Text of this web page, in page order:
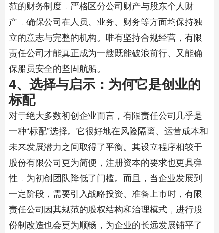
范的财务制度，严格区分公司财产与股东个人财
产，确保公司在人员、业务、财务等方面均保持独
立的意志与完整的机构。唯有坚持合规经营，有限
责任公司才能真正成为一艘既能破浪前行、又能确
保船员安全的坚固航船。
4、选择与启示：为何它是创业的
标配
对于绝大多数初创企业而言，有限责任公司几乎是
一种“标配”选择。它很好地在风险隔离、运营成本和
未来发展潜力之间取得了平衡。其设立程序相较于
股份有限公司更为简便，注册资本的要求也更具弹
性，为初创团队降低了门槛。而且，当企业发展到
一定阶段，需要引入战略投资、准备上市时，有限
责任公司因其规范的股权结构和治理模式，进行股
份制改造也会更为顺畅，为企业的长远发展铺平了